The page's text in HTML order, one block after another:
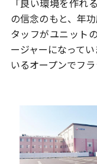
「良い環境を作れ
の信念のもと、年
タッフがユニット
ージャーになってい
いるオープンでフラ